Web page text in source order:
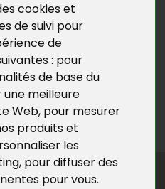
cookies et
de suivi pour
de
: pour
de base du
meilleure
Web, pour mesurer
produits et
les
, pour diffuser des
pour vous.
Blonay a toujours exercé
qui ont nourri son
médecin généraliste,
centre médical, délégué
pays en conflit, instructeur
agent de voyages…
site internet :